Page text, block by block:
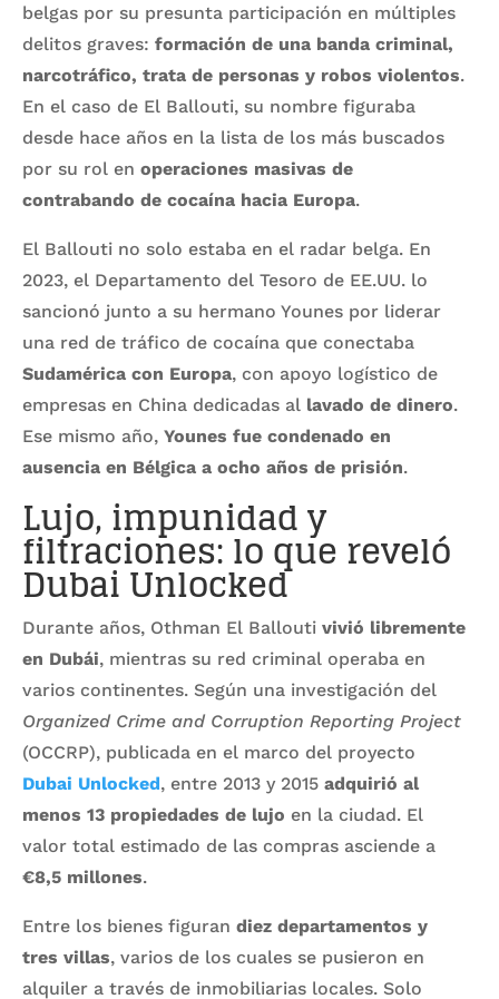
belgas por su presunta participación en múltiples
delitos graves: formación de una banda criminal,
narcotráfico, trata de personas y robos violentos.
En el caso de El Ballouti, su nombre figuraba
desde hace años en la lista de los más buscados
por su rol en operaciones masivas de
contrabando de cocaína hacia Europa.
El Ballouti no solo estaba en el radar belga. En
2023, el Departamento del Tesoro de EE.UU. lo
sancionó junto a su hermano Younes por liderar
una red de tráfico de cocaína que conectaba
Sudamérica con Europa, con apoyo logístico de
empresas en China dedicadas al lavado de dinero.
Ese mismo año, Younes fue condenado en
ausencia en Bélgica a ocho años de prisión.
Lujo, impunidad y
filtraciones: lo que reveló
Dubai Unlocked
Durante años, Othman El Ballouti vivió libremente
en Dubái, mientras su red criminal operaba en
varios continentes. Según una investigación del
Organized Crime and Corruption Reporting Project
(OCCRP), publicada en el marco del proyecto
Dubai Unlocked, entre 2013 y 2015 adquirió al
menos 13 propiedades de lujo en la ciudad. El
valor total estimado de las compras asciende a
€8,5 millones.
Entre los bienes figuran diez departamentos y
tres villas, varios de los cuales se pusieron en
alquiler a través de inmobiliarias locales. Solo